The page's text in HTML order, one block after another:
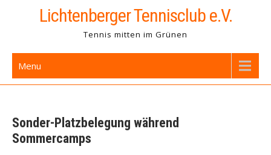
Lichtenberger Tennisclub e.V.
Tennis mitten im Grünen
Menu
Sonder-Platzbelegung während
Sommercamps